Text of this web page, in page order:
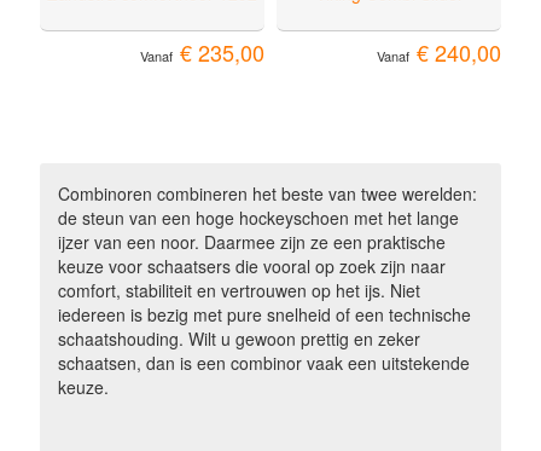
Vanaf € 235,00 Vanaf € 240,00
Combinoren combineren het beste van twee werelden:
de steun van een hoge hockeyschoen met het lange
ijzer van een noor. Daarmee zijn ze een praktische
keuze voor schaatsers die vooral op zoek zijn naar
comfort, stabiliteit en vertrouwen op het ijs. Niet
iedereen is bezig met pure snelheid of een technische
schaatshouding. Wilt u gewoon prettig en zeker
schaatsen, dan is een combinor vaak een uitstekende
keuze.